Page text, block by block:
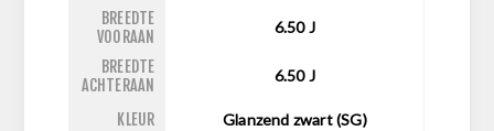
BREEDTE
VOORAAN
6.50J
BREEDTE
ACHTERAAN
6.50J
KLEUR Glanzend zwart (SG)